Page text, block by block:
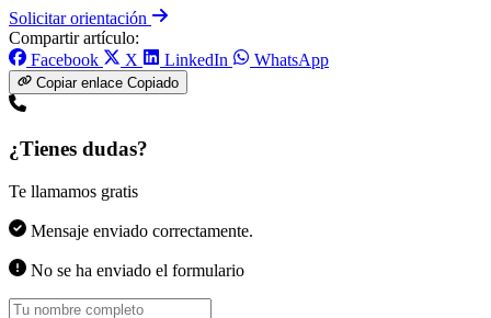
Solicitar orientación
Compartir artículo:
Facebook
X LinkedIn WhatsApp
Copiar enlace Copiado
¿Tienes dudas?
Te llamamos gratis
Mensaje enviado correctamente.
No se ha enviado el formulario